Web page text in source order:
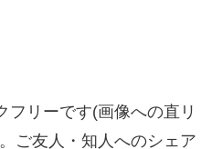
フリーです(画像への直リ
ご友人・知人へのシェア